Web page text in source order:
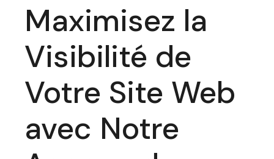
Maximisez la
Visibilité de
Votre Site Web
avec Notre